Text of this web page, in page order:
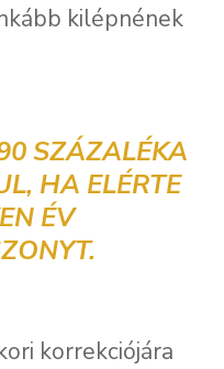
kilépnének
SZÁZALÉKA
HA ELÉRTE
ÉV
korrekciójára